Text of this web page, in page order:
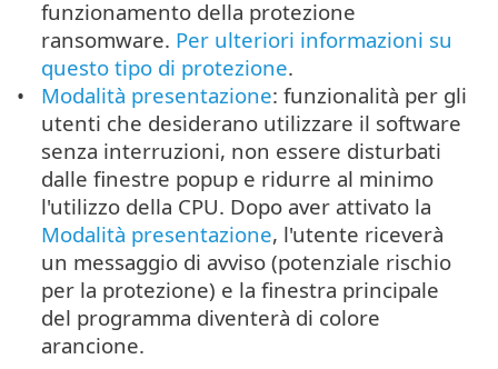
funzionamento della protezione
ransomware. Per ulteriori informazioni su
questo tipo di protezione.
Modalità presentazione: funzionalità per gli
utenti che desiderano utilizzare il software
senza interruzioni, non essere disturbati
dalle finestre popup e ridurre al minimo
l'utilizzo della CPU. Dopo aver attivato la
Modalità presentazione, l'utente riceverà
un messaggio di avviso (potenziale rischio
per la protezione) e la finestra principale
del programma diventerà di colore
arancione.